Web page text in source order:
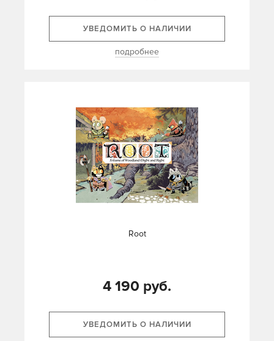
УВЕДОМИТЬ О НАЛИЧИИ
подробнее
Root
4 190 руб.
УВЕДОМИТЬ О НАЛИЧИИ